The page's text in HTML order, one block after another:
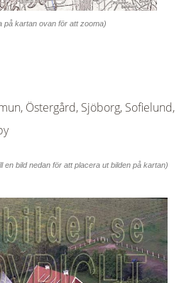
på kartan ovan för att zooma)
Östergård, Sjöborg, Sofielund,
en bild nedan för att placera ut bilden på kartan)